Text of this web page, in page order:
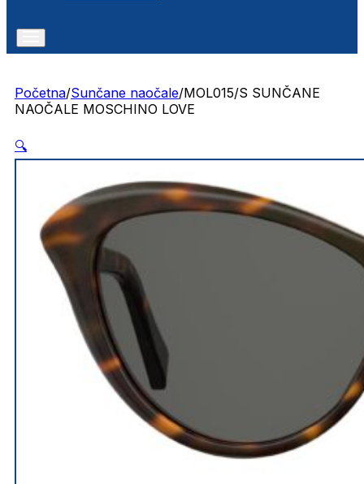
Početna/Sunčane naočale/MOL015/S SUNČANE
NAOČALE MOSCHINO LOVE
🔍